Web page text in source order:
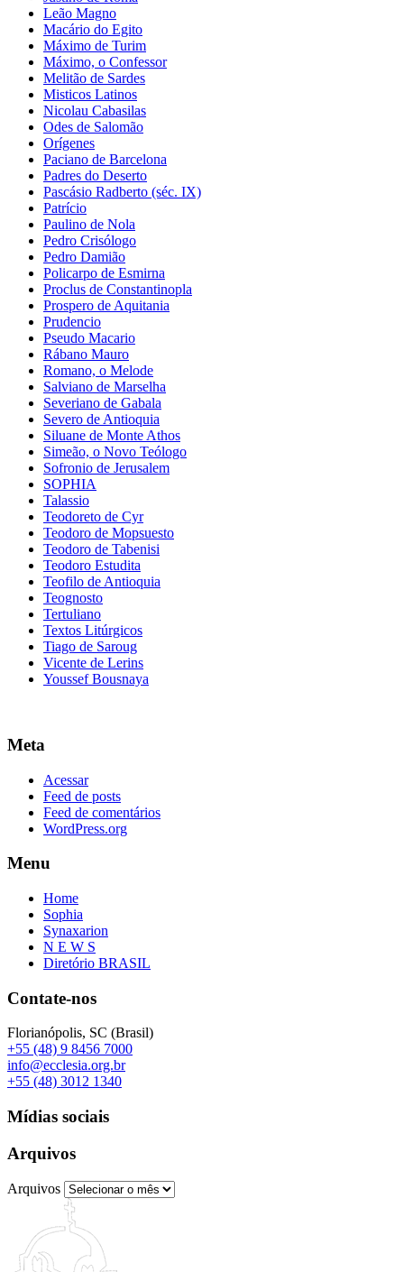
Leão Magno
Macário do Egito
Máximo de Turim
Máximo, o Confessor
Melitão de Sardes
Misticos Latinos
Nicolau Cabasilas
Odes de Salomão
Orígenes
Paciano de Barcelona
Padres do Deserto
Pascásio Radberto (séc. IX)
Patrício
Paulino de Nola
Pedro Crisólogo
Pedro Damião
Policarpo de Esmirna
Proclus de Constantinopla
Prospero de Aquitania
Prudencio
Pseudo Macario
Rábano Mauro
Romano, o Melode
Salviano de Marselha
Severiano de Gabala
Severo de Antioquia
Siluane de Monte Athos
Simeão, o Novo Teólogo
Sofronio de Jerusalem
SOPHIA
Talassio
Teodoreto de Cyr
Teodoro de Mopsuesto
Teodoro de Tabenisi
Teodoro Estudita
Teofilo de Antioquia
Teognosto
Tertuliano
Textos Litúrgicos
Tiago de Saroug
Vicente de Lerins
Youssef Bousnaya
Meta
Acessar
Feed de posts
Feed de comentários
WordPress.org
Menu
Home
Sophia
Synaxarion
N E W S
Diretório BRASIL
Contate-nos
Florianópolis, SC (Brasil)
+55 (48) 9 8456 7000
info@ecclesia.org.br
+55 (48) 3012 1340
Mídias sociais
Arquivos
Arquivos